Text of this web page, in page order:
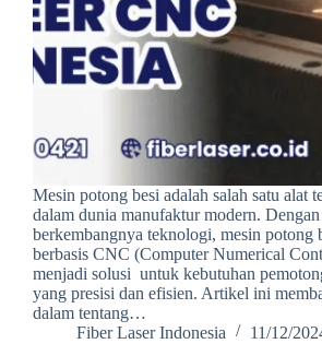
Mesin potong besi adalah salah satu alat
dalam dunia manufaktur modern. Dengan
berkembangnya teknologi, mesin potong
berbasis CNC (Computer Numerical
menjadi solusi untuk kebutuhan
yang presisi dan efisien. Artikel ini
dalam tentang…
Fiber Laser Indonesia
11/12/